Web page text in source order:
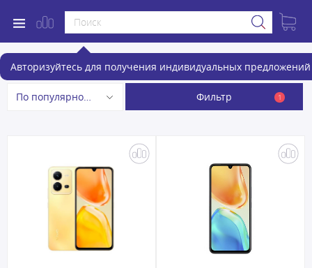
Авторизуйтесь для получения индивидуальных предложений
Смартфоны
По популярности Фильтр 1